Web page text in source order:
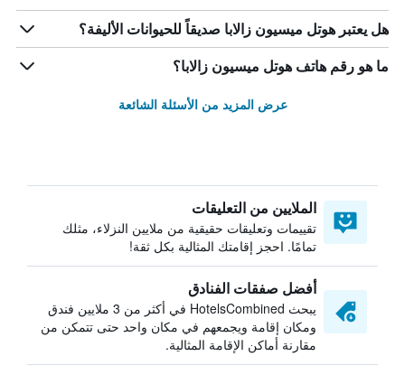
هل يعتبر هوتل ميسيون زالابا صديقاً للحيوانات الأليفة؟
ما هو رقم هاتف هوتل ميسيون زالابا؟
عرض المزيد من الأسئلة الشائعة
الملايين من التعليقات
تقييمات وتعليقات حقيقية من ملايين النزلاء، مثلك
تمامًا. احجز إقامتك المثالية بكل ثقة!
أفضل صفقات الفنادق
يبحث HotelsCombined في أكثر من 3 ملايين فندق
ومكان إقامة ويجمعهم في مكان واحد حتى تتمكن من
مقارنة أماكن الإقامة المثالية.